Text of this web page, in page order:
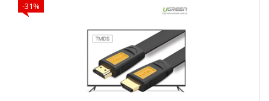
-31%